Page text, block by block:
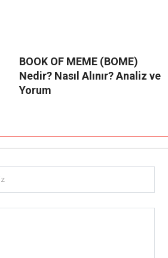
BOOK OF MEME (BOME)
Nedir? Nasıl Alınır? Analiz ve
Yorum